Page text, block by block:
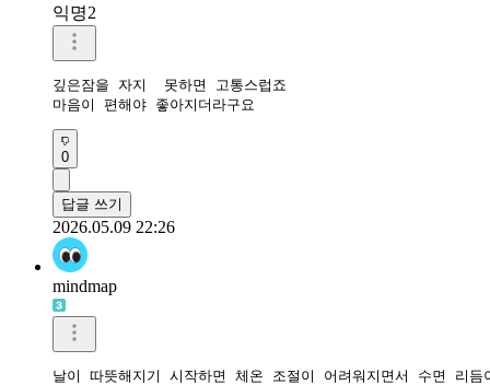
익명2
깊은잠을 자지  못하면 고통스럽죠
마음이 편해야 좋아지더라구요
0
답글 쓰기
2026.05.09 22:26
mindmap
날이 따뜻해지기 시작하면 체온 조절이 어려워지면서 수면